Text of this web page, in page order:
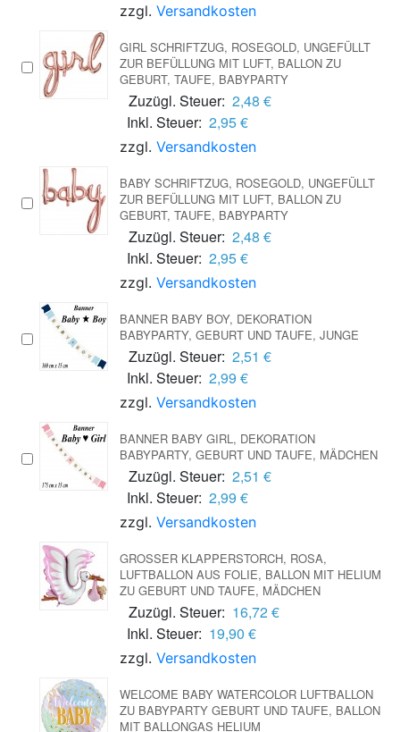
zzgl. Versandkosten
GIRL SCHRIFTZUG, ROSEGOLD, UNGEFÜLLT
ZUR BEFÜLLUNG MIT LUFT, BALLON ZU
GEBURT, TAUFE, BABYPARTY
Zuzügl. Steuer: 2,48 €
Inkl. Steuer: 2,95 €
zzgl. Versandkosten
BABY SCHRIFTZUG, ROSEGOLD, UNGEFÜLLT
ZUR BEFÜLLUNG MIT LUFT, BALLON ZU
GEBURT, TAUFE, BABYPARTY
Zuzügl. Steuer: 2,48 €
Inkl. Steuer: 2,95 €
zzgl. Versandkosten
BANNER BABY BOY, DEKORATION
BABYPARTY, GEBURT UND TAUFE, JUNGE
Zuzügl. Steuer: 2,51 €
Inkl. Steuer: 2,99 €
zzgl. Versandkosten
BANNER BABY GIRL, DEKORATION
BABYPARTY, GEBURT UND TAUFE, MÄDCHEN
Zuzügl. Steuer: 2,51 €
Inkl. Steuer: 2,99 €
zzgl. Versandkosten
GROSSER KLAPPERSTORCH, ROSA, L
UFTBALLON AUS FOLIE, BALLON MIT HELIUM Z
U GEBURT UND TAUFE, MÄDCHEN
Zuzügl. Steuer: 16,72 €
Inkl. Steuer: 19,90 €
zzgl. Versandkosten
WELCOME BABY WATERCOLOR LUFTBALLON
ZU BABYPARTY GEBURT UND TAUFE, BALLON
MIT BALLONGAS HELIUM